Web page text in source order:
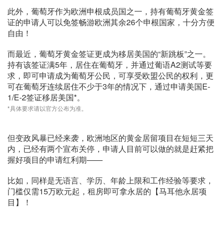
此外，葡萄牙作为欧洲申根成员国之一，持有葡萄牙黄金签
证的申请人可以免签畅游欧洲其余26个申根国家，十分方便
自由！
而最近，葡萄牙黄金签证更成为移居美国的“新跳板”之一。
持有该签证满5年，居住在葡萄牙，并通过葡语A2测试等要
求，即可申请成为葡萄牙公民，可享受欧盟公民的权利，更
可在葡萄牙连续居住不少于3年的情况下，通过申请美国E-
1/E-2签证移居美国*。
*具体要求请以官方公布为准。
但变政风暴已经来袭，欧洲地区的黄金居留项目在短短三天
内，已经有两个宣布关停，申请人目前可以做的就是赶紧把
握好项目的申请红利期——
比如，同样是无语言、学历、年龄上限和工作经验等要求，
门槛仅需15万欧元起，租房即可拿永居的【马耳他永居项
目】！